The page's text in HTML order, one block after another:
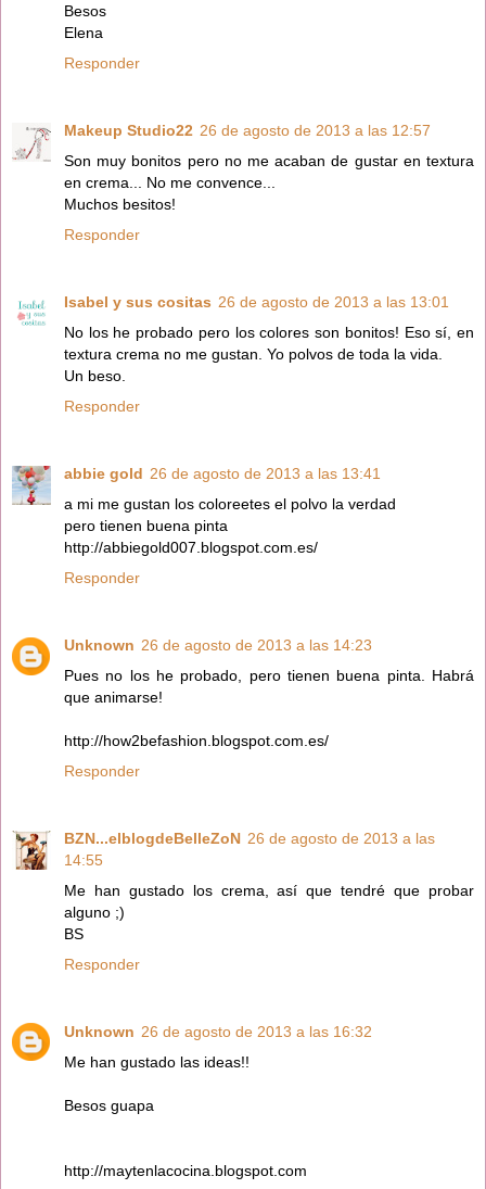
Besos
Elena
Responder
Makeup Studio22 26 de agosto de 2013 a las 12:57
Son muy bonitos pero no me acaban de gustar en textura
en crema... No me convence...
Muchos besitos!
Responder
Isabel y sus cositas 26 de agosto de 2013 a las 13:01
No los he probado pero los colores son bonitos! Eso sí, en
textura crema no me gustan. Yo polvos de toda la vida.
Un beso.
Responder
abbie gold 26 de agosto de 2013 a las 13:41
a mi me gustan los coloreetes el polvo la verdad
pero tienen buena pinta
http://abbiegold007.blogspot.com.es/
Responder
Unknown 26 de agosto de 2013 a las 14:23
Pues no los he probado, pero tienen buena pinta. Habrá
que animarse!
http://how2befashion.blogspot.com.es/
Responder
BZN...elblogdeBelleZoN 26 de agosto de 2013 a las
14:55
Me han gustado los crema, así que tendré que probar
alguno ;)
BS
Responder
Unknown 26 de agosto de 2013 a las 16:32
Me han gustado las ideas!!
Besos guapa
http://maytenlacocina.blogspot.com